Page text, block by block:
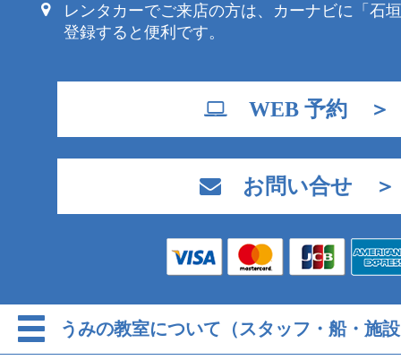
レンタカーでご来店の方は、カーナビに「石
登録すると便利です。
WEB 予約 ＞
お問い合せ ＞
うみの教室について（スタッフ・船・施